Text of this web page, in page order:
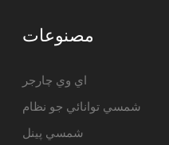
مصنوعات
اي وي چارجر
شمسي توانائي جو نظام
شمسي پينل